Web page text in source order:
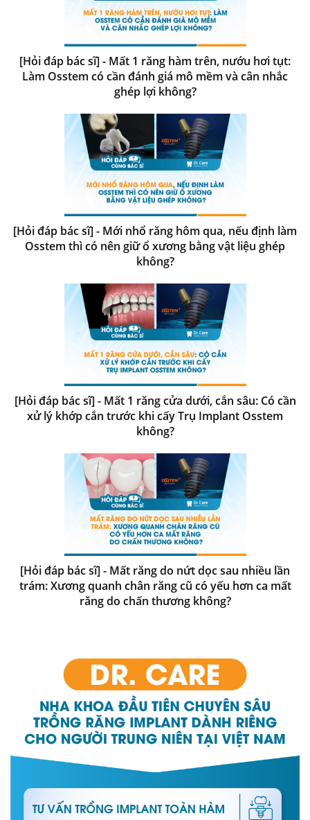
[Hỏi đáp bác sĩ] - Mất 1 răng hàm trên, nướu hơi tụt:
Làm Osstem có cần đánh giá mô mềm và cân nhắc
ghép lợi không?
[Hỏi đáp bác sĩ] - Mới nhổ răng hôm qua, nếu định làm
Osstem thì có nên giữ ổ xương bằng vật liệu ghép
không?
[Hỏi đáp bác sĩ] - Mất 1 răng cửa dưới, cắn sâu: Có cần
xử lý khớp cắn trước khi cấy Trụ Implant Osstem
không?
[Hỏi đáp bác sĩ] - Mất răng do nứt dọc sau nhiều lần
trám: Xương quanh chân răng cũ có yếu hơn ca mất
răng do chấn thương không?